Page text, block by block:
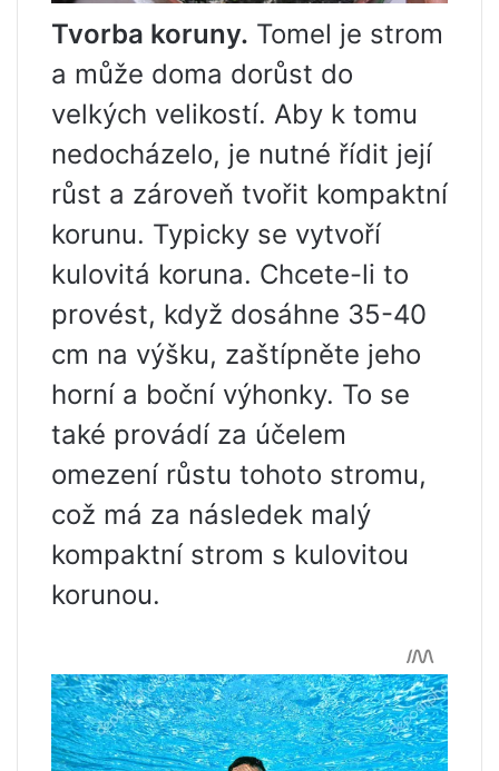
Tvorba koruny. Tomel je strom
a může doma dorůst do
velkých velikostí. Aby k tomu
nedocházelo, je nutné řídit její
růst a zároveň tvořit kompaktní
korunu. Typicky se vytvoří
kulovitá koruna. Chcete-li to
provést, když dosáhne 35-40
cm na výšku, zaštípněte jeho
horní a boční výhonky. To se
také provádí za účelem
omezení růstu tohoto stromu,
což má za následek malý
kompaktní strom s kulovitou
korunou.